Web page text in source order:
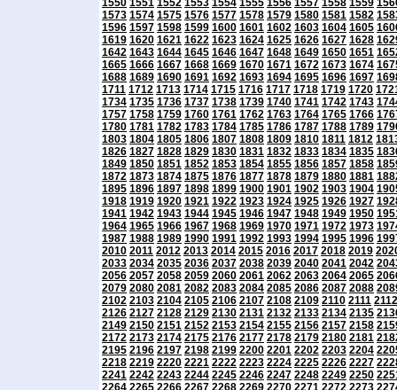
1550 1551 1552 1553 1554 1555 1556 1557 1558 1559
1573 1574 1575 1576 1577 1578 1579 1580 1581 1582
1596 1597 1598 1599 1600 1601 1602 1603 1604 1605
1619 1620 1621 1622 1623 1624 1625 1626 1627 1628
1642 1643 1644 1645 1646 1647 1648 1649 1650 1651
1665 1666 1667 1668 1669 1670 1671 1672 1673 1674
1688 1689 1690 1691 1692 1693 1694 1695 1696 1697
1711 1712 1713 1714 1715 1716 1717 1718 1719 1720
1734 1735 1736 1737 1738 1739 1740 1741 1742 1743
1757 1758 1759 1760 1761 1762 1763 1764 1765 1766
1780 1781 1782 1783 1784 1785 1786 1787 1788 1789
1803 1804 1805 1806 1807 1808 1809 1810 1811 1812
1826 1827 1828 1829 1830 1831 1832 1833 1834 1835
1849 1850 1851 1852 1853 1854 1855 1856 1857 1858
1872 1873 1874 1875 1876 1877 1878 1879 1880 1881
1895 1896 1897 1898 1899 1900 1901 1902 1903 1904
1918 1919 1920 1921 1922 1923 1924 1925 1926 1927
1941 1942 1943 1944 1945 1946 1947 1948 1949 1950
1964 1965 1966 1967 1968 1969 1970 1971 1972 1973
1987 1988 1989 1990 1991 1992 1993 1994 1995 1996
2010 2011 2012 2013 2014 2015 2016 2017 2018 2019
2033 2034 2035 2036 2037 2038 2039 2040 2041 2042
2056 2057 2058 2059 2060 2061 2062 2063 2064 2065
2079 2080 2081 2082 2083 2084 2085 2086 2087 2088
2102 2103 2104 2105 2106 2107 2108 2109 2110 2111 2112
2126 2127 2128 2129 2130 2131 2132 2133 2134 2135
2149 2150 2151 2152 2153 2154 2155 2156 2157 2158
2172 2173 2174 2175 2176 2177 2178 2179 2180 2181
2195 2196 2197 2198 2199 2200 2201 2202 2203 2204
2218 2219 2220 2221 2222 2223 2224 2225 2226 2227
2241 2242 2243 2244 2245 2246 2247 2248 2249 2250
2264 2265 2266 2267 2268 2269 2270 2271 2272 2273